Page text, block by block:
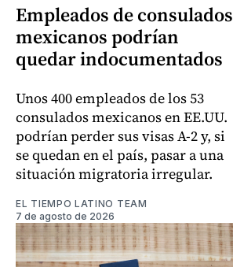
Empleados de consulados
mexicanos podrían
quedar indocumentados
Unos 400 empleados de los 53
consulados mexicanos en EE.UU.
podrían perder sus visas A-2 y, si
se quedan en el país, pasar a una
situación migratoria irregular.
EL TIEMPO LATINO TEAM
7 de agosto de 2026